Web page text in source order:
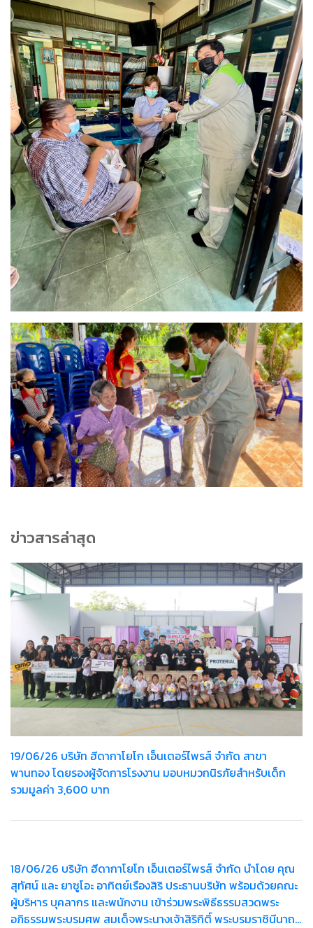
ข่าวสารล่าสุด
19/06/26 บริษัท ฮีดากาโยโก เอ็นเตอร์ไพรส์ จำกัด สาขา
พานทอง โดยรองผู้จัดการโรงงาน มอบหมวกนิรภัยสำหรับเด็ก
รวมมูลค่า 3,600 บาท
18/06/26 บริษัท ฮีดากาโยโก เอ็นเตอร์ไพรส์ จำกัด นำโดย คุณ
สุทัศน์ และ ยาซูโอะ อาทิตย์เรืองสิริ ประธานบริษัท พร้อมด้วยคณะ
ผู้บริหาร บุคลากร และพนักงาน เข้าร่วมพระพิธีธรรมสวดพระ
อภิธรรมพระบรมศพ สมเด็จพระนางเจ้าสิริกิติ์ พระบรมราชินีนาถ